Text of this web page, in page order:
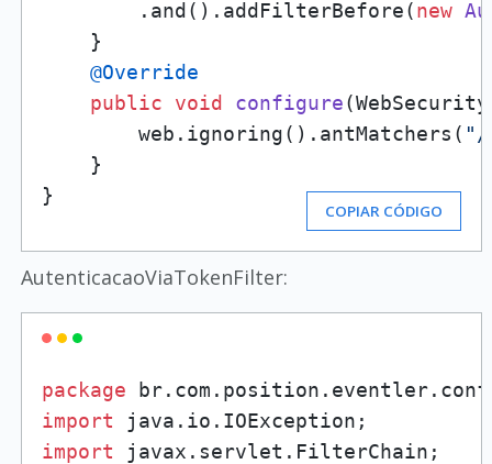
        .and().addFilterBefore(
new
    }
@Override
public
void configure
        web.ignoring().antMatchers(
"/
    }
}
COPIAR CÓDIGO
AutenticacaoViaTokenFilter:
package
import
import